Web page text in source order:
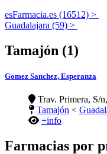
esFarmacia.es (16512) >
Guadalajara (59) >
Tamajón (1)
Gomez Sanchez, Esperanza
Trav. Primera, S/
Tamajón <
+info
Farmacias por